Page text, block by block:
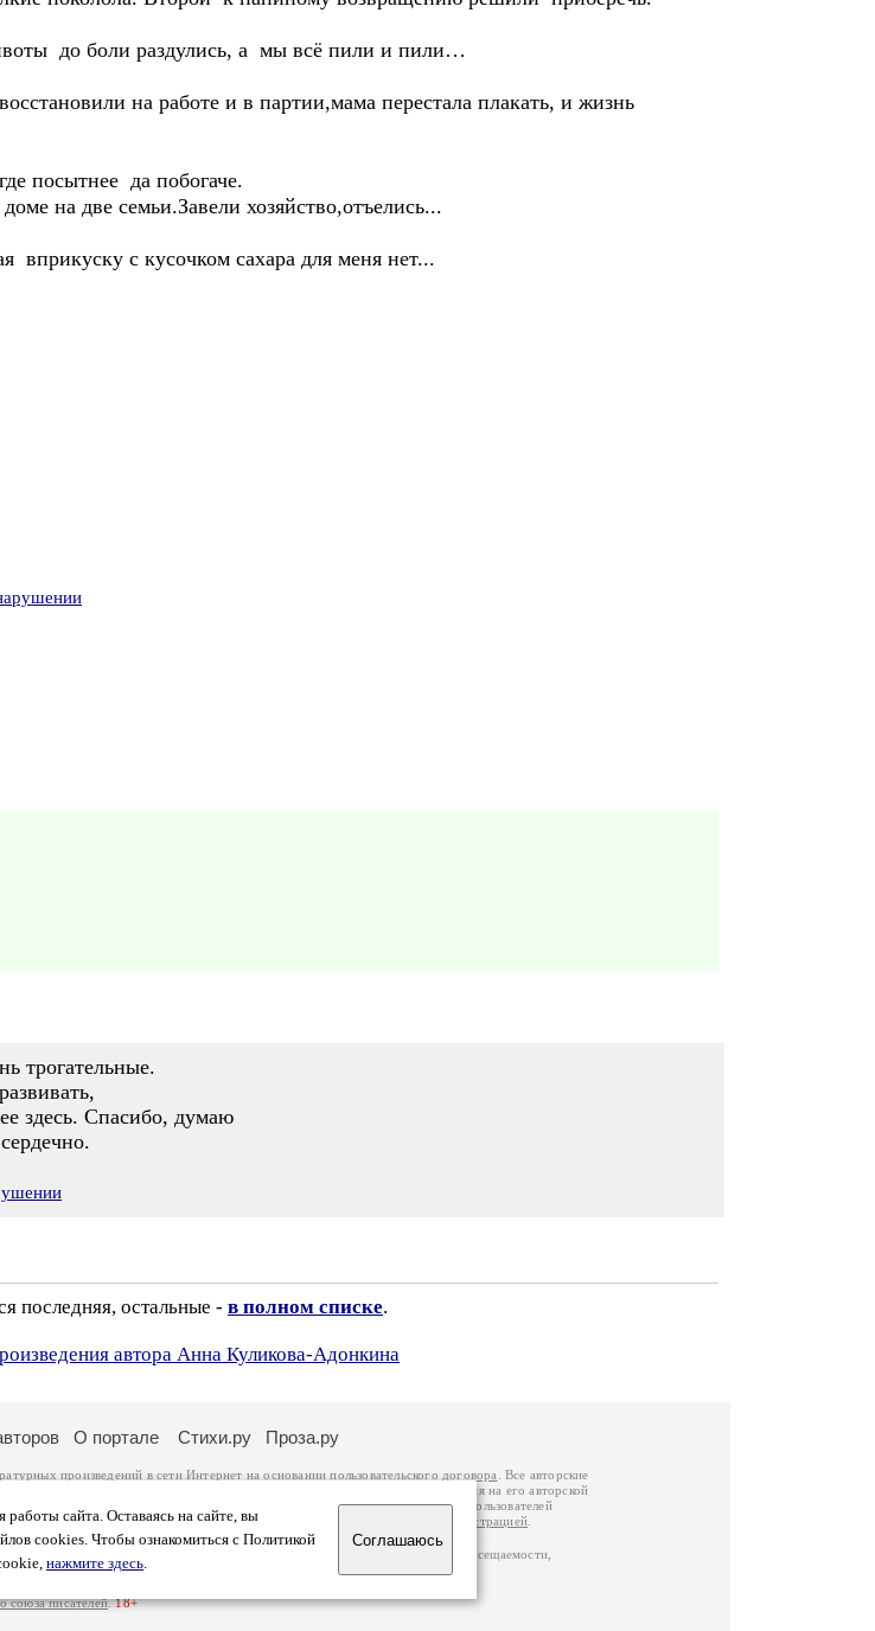
до боли раздулись, а мы всё пили и пили…
на работе и в партии,мама перестала плакать, и жизнь
посытнее да побогаче.
на две семьи.Завели хозяйство,отъелись...
с кусочком сахара для меня нет...
трогательные.
здесь. Спасибо, думаю
последняя, остальные - в полном списке.
автора Анна Куликова-Адонкина
сайта. Оставаясь на сайте, вы
cookies. Чтобы ознакомиться с Политикой
нажмите здесь.
Соглашаюсь
О портале Стихи.ру Проза.ру
произведений в сети Интернет на основаниипользовательского договора
. Все авторские
возможна только с согласия его автора, к которому вы можете обратиться на его авторской
законодательства Российской Федерации. Данные пользователей
посмотреть более подробнуюинформацию о портале связаться с администрацией
сумме просматривают более полумиллиона страниц по данным счетчика посещаемости,
просмотров и количество посетителей.
союза писателей.18+